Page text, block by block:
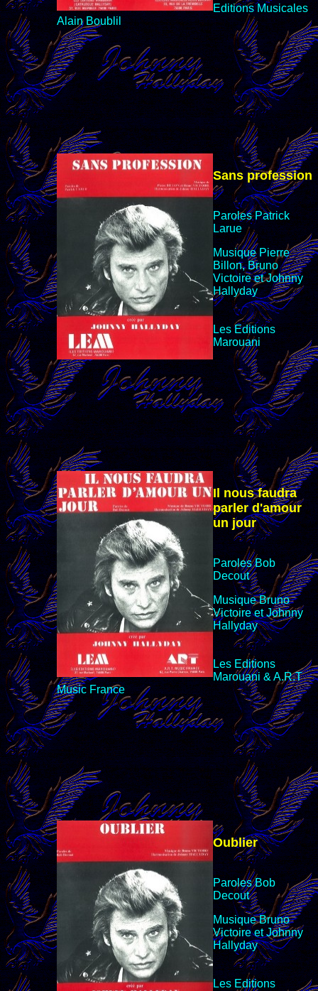
Editions Musicales
Alain Boublil
Sans profession
Paroles Patrick
Larue
Musique Pierre
Billon, Bruno
Victoire et Johnny
Hallyday
Les Editions
Marouani
Il nous faudra
parler d'amour
un jour
Paroles Bob
Decout
Musique Bruno
Victoire et Johnny
Hallyday
Les Editions
Marouani & A.R.T
MusicFrance
Oublier
Paroles Bob
Decout
Musique Bruno
Victoire et Johnny
Hallyday
Les Editions